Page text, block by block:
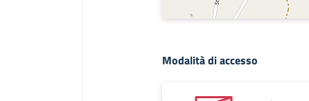
Modalità di accesso